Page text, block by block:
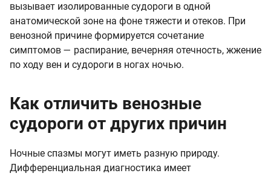
вызывает изолированные судороги в одной
анатомической зоне на фоне тяжести и отеков. При
венозной причине формируется сочетание
симптомов — распирание, вечерняя отечность, жжение
по ходу вен и судороги в ногах ночью.
Как отличить венозные
судороги от других причин
Ночные спазмы могут иметь разную природу.
Дифференциальная диагностика имеет